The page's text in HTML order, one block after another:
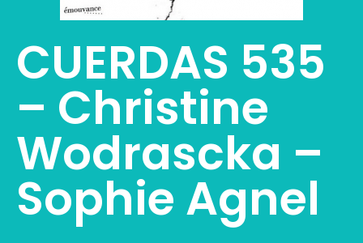
CUERDAS 535
– Christine
Wodrascka –
Sophie Agnel